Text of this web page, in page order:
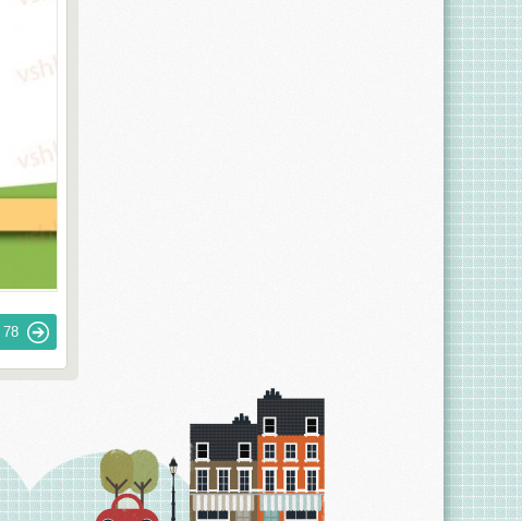
78